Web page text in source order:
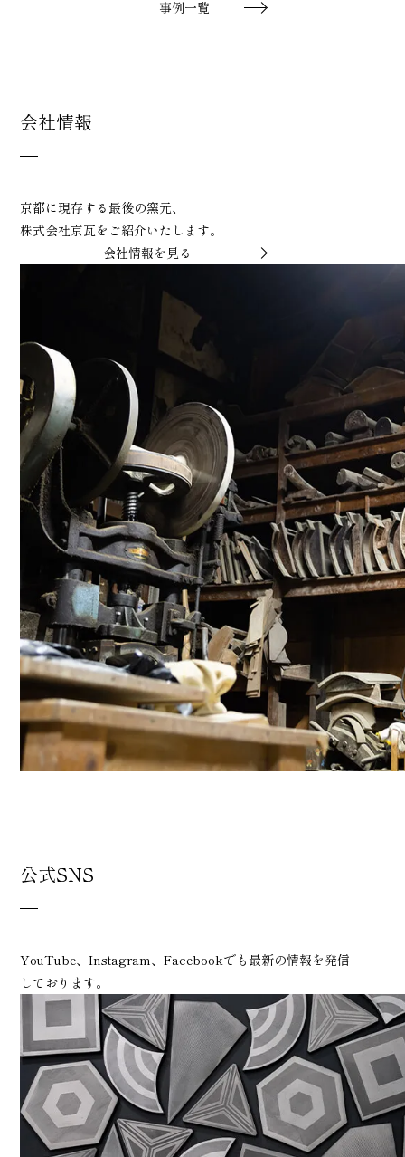
事例一覧
会社情報
京都に現存する最後の窯元、
株式会社京瓦をご紹介いたします。
会社情報を見る
公式SNS
YouTube、Instagram、Facebookでも最新の情報を発信
しております。